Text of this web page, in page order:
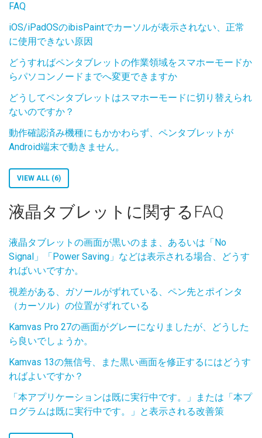
FAQ
iOS/iPadOSのibisPaintでカーソルが表示されない、正常
に使用できない原因
どうすればペンタブレットの作業領域をスマホーモードか
らパソコンノードまでへ変更できますか
どうしてペンタブレットはスマホーモードに切り替えられ
ないのですか？
動作確認済み機種にもかかわらず、ペンタブレットが
Android端末で動きません。
VIEW ALL (6)
液晶タブレットに関するFAQ
液晶タブレットの画面が黒いのまま、あるいは「No
Signal」「Power Saving」などは表示される場合、どうす
ればいいですか。
視差がある、ガソールがずれている、ペン先とポインタ
（カーソル）の位置がずれている
Kamvas Pro 27の画面がグレーになりましたが、どうした
ら良いでしょうか。
Kamvas 13の無信号、また黒い画面を修正するにはどうす
ればよいですか？
「本アプリケーションは既に実行中です。」または「本プ
ログラムは既に実行中です。」と表示される改善策